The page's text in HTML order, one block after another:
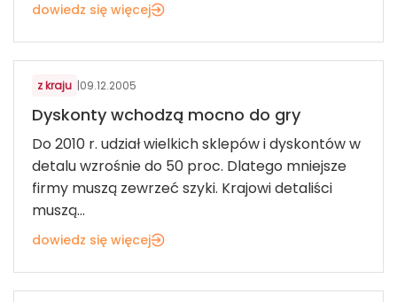
dowiedz się więcej
ART. SPOŻYWCZE I FMCG
z kraju |09.12.2005
Dyskonty wchodzą mocno do gry
Do 2010 r. udział wielkich sklepów i dyskontów w
detalu wzrośnie do 50 proc. Dlatego mniejsze
firmy muszą zewrzeć szyki. Krajowi detaliści
muszą...
dowiedz się więcej
MODA